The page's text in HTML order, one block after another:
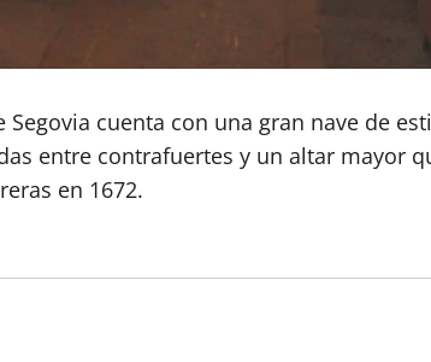
Segovia cuenta con una gran nave de
entre contrafuertes y un altar mayor
en 1672.